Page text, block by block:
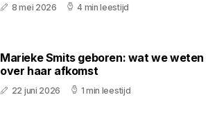
8 mei 2026 4 min leestijd
Marieke Smits geboren: wat we weten
over haar afkomst
22 juni 2026 1 min leestijd